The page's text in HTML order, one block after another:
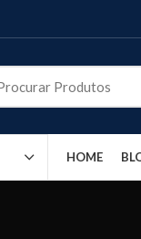
HOME